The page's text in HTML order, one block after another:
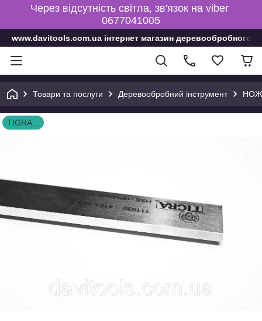
Через відсутність світла, зв'язок на viber
0677041005
www.davitools.com.ua інтернет магазин деревообробного
Товари та послуги Деревообробний інструмент
TIGRA...